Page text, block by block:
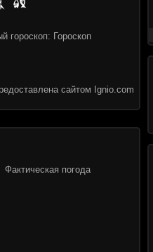
гороскоп: Гороскоп
сайтом Ignio.com
Фактическая погода